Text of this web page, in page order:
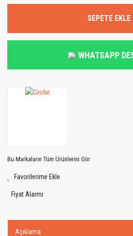
SEPETE EKLE
WHATSAPP
Bu Markaların Tüm Ürünlerini Gör
Fiyat Alarmı
Açıklama